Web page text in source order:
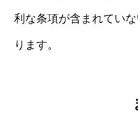
利な条項が含まれてい
ります。